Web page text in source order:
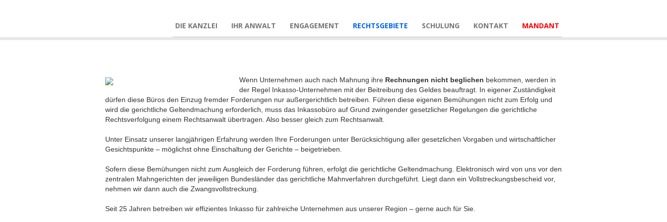
DIE KANZLEI IHR ANWALT ENGAGEMENT RECHTSGEBIETE SCHULUNG KONTAKT MANDANT
Wenn Unternehmen auch nach Mahnung ihre Rechnungen nicht beglichen bekommen, werden in
der Regel Inkasso-Unternehmen mit der Beitreibung des Geldes beauftragt. In eigener Zuständigkeit
dürfen diese Büros den Einzug fremder Forderungen nur außergerichtlich betreiben. Führen diese eigenen Bemühungen nicht zum Erfolg und
wird die gerichtliche Geltendmachung erforderlich, muss das Inkassobüro auf Grund zwingender gesetzlicher Regelungen die gerichtliche
Rechtsverfolgung einem Rechtsanwalt übertragen. Also besser gleich zum Rechtsanwalt.
Unter Einsatz unserer langjährigen Erfahrung werden Ihre Forderungen unter Berücksichtigung aller gesetzlichen Vorgaben und wirtschaftlicher
Gesichtspunkte – möglichst ohne Einschaltung der Gerichte – beigetrieben.
Sofern diese Bemühungen nicht zum Ausgleich der Forderung führen, erfolgt die gerichtliche Geltendmachung. Elektronisch wird von uns vor den
zentralen Mahngerichten der jeweiligen Bundesländer das gerichtliche Mahnverfahren durchgeführt. Liegt dann ein Vollstreckungsbescheid vor,
nehmen wir dann auch die Zwangsvollstreckung.
Seit 25 Jahren betreiben wir effizientes Inkasso für zahlreiche Unternehmen aus unserer Region – gerne auch für Sie.